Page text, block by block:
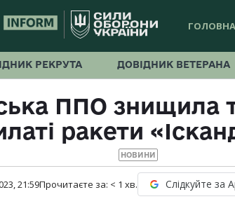
ГОЛОВНА
РЕКРУТА ДОВІДНИК ВЕТЕРАНА
ППО знищила
ракети
НОВИНИ
21:59Прочитаєте за: < 1 хв. Слідкуйте за